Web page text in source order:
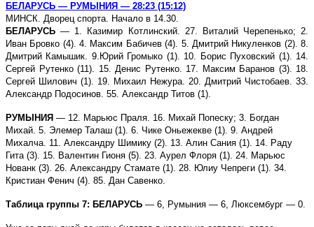
БЕЛАРУСЬ — РУМЫНИЯ — 28:23 (15:12)
МИНСК. Дворец спорта. Начало в 14.30.
БЕЛАРУСЬ — 1. Казимир Котлинский. 27. Виталий Черепенько; 2.
Иван Бровко (4). 4. Максим Бабичев (4). 5. Дмитрий Никуленков (2). 8.
Дмитрий Камышик. 9.Юрий Громыко (1). 10. Борис Пуховский (1). 14.
Сергей Рутенко (11). 15. Денис Рутенко. 17. Максим Баранов (3). 18.
Сергей Шилович (1). 19. Михаил Нежура. 20. Дмитрий Чистобаев. 33.
Александр Подосинов. 55. Александр Титов (1).
РУМЫНИЯ — 12. Марьюс Праля. 16. Михай Попеску; 3. Богдан
Михай. 5. Элемер Талаш (1). 6. Чике Оньежекве (1). 9. Андрей
Михалча. 11. Александру Шимику (2). 13. Алин Сания (1). 14. Раду
Гита (3). 15. Валентин Гионя (5). 23. Аурел Флоря (1). 24. Марьюс
Нованк (3). 26. Александру Стамате (1). 28. Юлиу Чепреги (1). 34.
Кристиан Фенич (4). 85. Дан Савенко.
Таблица группы 7: БЕЛАРУСЬ — 6, Румыния — 6, Люксембург — 0.